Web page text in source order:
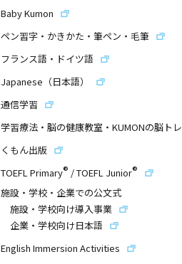
Baby Kumon
ペン習字・かきかた・筆ペン・毛筆
フランス語・ドイツ語
Japanese（日本語）
通信学習
学習療法・脳の健康教室・KUMONの脳トレ
くもん出版
TOEFL Primary® /TOEFL Junior®
施設・学校・企業での公文式
施設・学校向け導入事業
企業・学校向け日本語
English Immersion Activities